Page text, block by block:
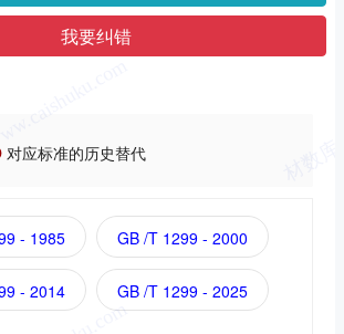
我要纠错
对应标准的历史替代
- 1985 GB /T 1299 - 2000
- 2014 GB /T 1299 - 2025